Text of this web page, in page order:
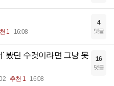
1 16:08
4
댓글
봤던 수컷이라면 그냥 못
추천 1 16:08
16
댓글